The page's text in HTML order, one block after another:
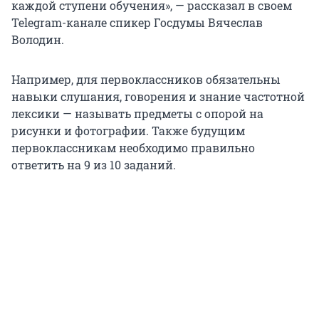
каждой ступени обучения», — рассказал в своем
Telegram-канале спикер Госдумы Вячеслав
Володин.
Например, для первоклассников обязательны
навыки слушания, говорения и знание частотной
лексики — называть предметы с опорой на
рисунки и фотографии. Также будущим
первоклассникам необходимо правильно
ответить на 9 из 10 заданий.